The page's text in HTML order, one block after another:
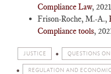
Compliance Law, 2021
Frison-Roche, M.-A.,
Compliance tools,
JUSTICE QUESTIONS
REGULATION AND